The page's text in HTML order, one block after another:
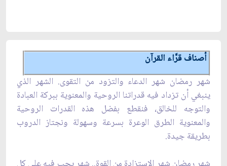
أصناف قرَّاء القرآن
شهر رمضان شهر الدعاء والتزود من التقوى. الشهر الذي
ينبغي أن تزداد فيه قدراتنا الروحية والمعنوية ببركة العبادة
والتوجه للخالق، فنقطع بفضل هذه القدرات الروحية
والمعنوية الطرق الوعرة بسرعة وسهولة ونجتاز الدروب
بطريقة جيدة.